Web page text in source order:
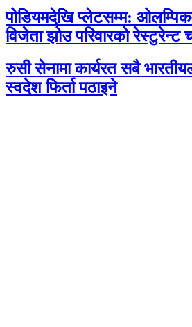
पोडियमदेखि प्लेटसम्म:
विजेता झोउ परिवारको रेस्टुरेन्ट
रुसी सेनामा कार्यरत सबै
स्वदेश फिर्ता पठाइने